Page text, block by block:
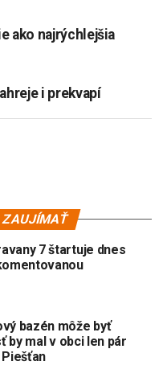
ako najrýchlejšia
i prekvapí
ZAUJÍMAŤ
7 štartuje dnes
bazén môže byť
by mal v obci len pár